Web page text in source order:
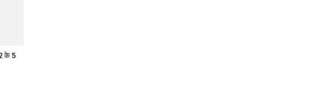
के 5